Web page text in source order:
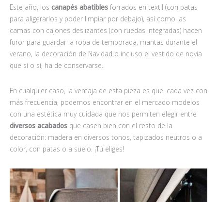
Este año, los canapés abatibles forrados en textil (con patas
para aligerarlos y poder limpiar por debajo), así como las
camas con cajones deslizantes (con ruedas integradas) hacen
furor para guardar la ropa de temporada, mantas durante el
verano, la decoración de Navidad o incluso el vestido de novia
que sí o sí, ha de conservarse.
En cualquier caso, la ventaja de esta pieza es que, cada vez con
más frecuencia, podemos encontrar en el mercado modelos
con una estética muy cuidada que nos permiten elegir entre
diversos acabados que casen bien con el resto de la
decoración: madera en diversos tonos, tapizados neutros o a
color, con patas o a suelo. ¡Tú eliges!